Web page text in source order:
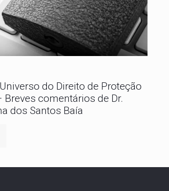
do Direito de Proteção
Breves comentários de Dr.
dos Santos Baía